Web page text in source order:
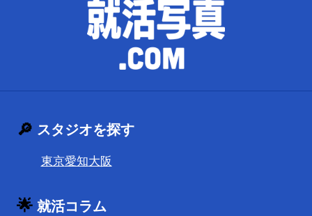
🔎 スタジオを探す
東京愛知大阪
🌟 就活コラム